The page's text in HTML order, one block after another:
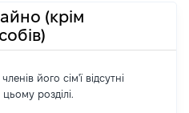
(крім
його сім'ї відсутні
розділі.